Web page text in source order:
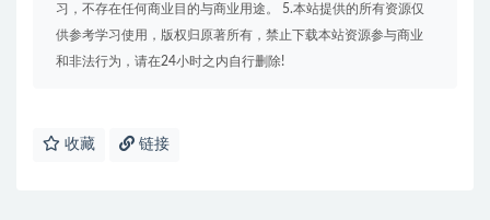
习，不存在任何商业目的与商业用途。 5.本站提供的所有资源仅
供参考学习使用，版权归原著所有，禁止下载本站资源参与商业
和非法行为，请在24小时之内自行删除!
收藏 链接